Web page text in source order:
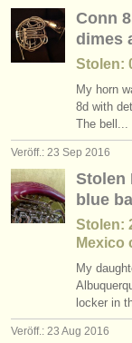
Conn
dimes
Stolen:
My horn
8d with
The bell...
Veröff.: 23 Sep 2016
Stolen
blue
Stolen:
Mexico
My
locker in
Veröff.: 23 Aug 2016